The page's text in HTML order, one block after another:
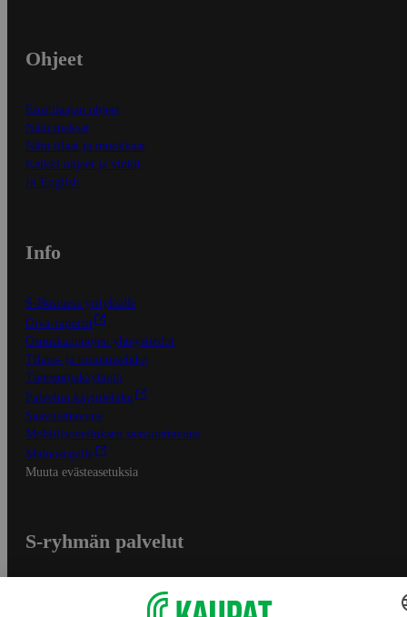
Ohjeet
Ensitilaajan ohjeet
Näin maksat
Näin tilaat ja muokkaat
Kaikki ohjeet ja vinkit
In English
Info
S-Business yrityksille
Oiva-raportit
Osuuskauppojen yhteystiedot
Tilaus- ja toimitusehdot
Tietosuojakäytäntö
Palvelun käyttöehdot
Saavutettavuus
Mobiilisovelluksen saavutettavuus
Mainostajalle
Muuta evästeasetuksia
S-ryhmän palvelut